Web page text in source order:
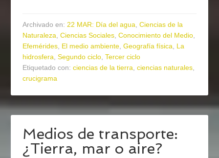
Archivado en:22 MAR: Día del agua,Ciencias de la
Naturaleza,Ciencias Sociales,Conocimiento del Medio,
Efemérides, El medio ambiente,Geografía física, La
hidrosfera,Segundo ciclo,Tercer ciclo
Etiquetado con:ciencias de la tierra,ciencias naturales,
crucigrama
Medios de transporte:
¿Tierra, mar o aire?